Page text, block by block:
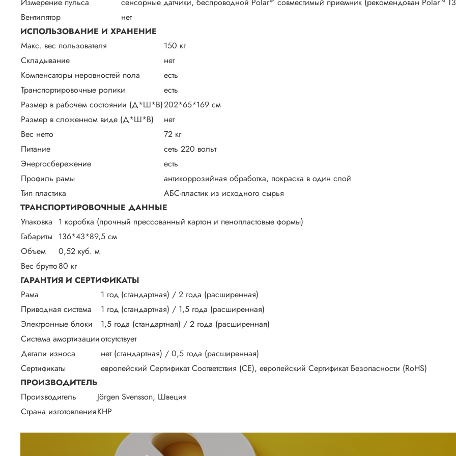
Измерение пульса
сенсорные датчики, беспроводной Polar™ совместимый приемник (рекомендован Polar™
Вентилятор
нет
ИСПОЛЬЗОВАНИЕ И ХРАНЕНИЕ
Макс. вес пользователя
150 кг
Складывание
нет
Компенсаторы неровностей пола
есть
Транспортировочные ролики
есть
Размер в рабочем состоянии (Д*Ш*В)202*65*169 см
Размер в сложенном виде (Д*Ш*В)
нет
Вес нетто
72 кг
Питание
сеть 220 вольт
Энергосбережение
есть
Профиль рамы
антикоррозийная обработка, покраска в один слой
Тип пластика
АБС-пластик из исходного сырья
ТРАНСПОРТИРОВОЧНЫЕ ДАННЫЕ
Упаковка
1 коробка (прочный прессованный картон и пеноплаcтовые формы)
Габариты 136*43*89,5 см
Объем
0,52 куб. м
Вес брутто80 кг
ГАРАНТИЯ И СЕРТИФИКАТЫ
Рама
1 год (стандартная) / 2 года (расширенная)
Приводная система
1 год (стандартная) / 1,5 года (расширенная)
Электронные блоки
1,5 года (стандартная) / 2 года (расширенная)
Система амортизацииотсутствует
Детали износа
нет (стандартная) / 0,5 года (расширенная)
Сертификаты
европейский Сертификат Соответствия (CE), европейский Сертификат Безопасности (RoHS)
ПРОИЗВОДИТЕЛЬ
Производитель
Jörgen Svensson, Швеция
Страна изготовленияКНР